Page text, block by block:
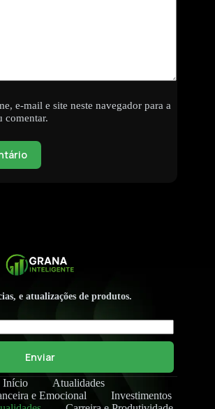
e-mail e site neste navegador para a
comentar.
e atualizações de produtos.
Enviar
Início
Atualidades
e Emocional
Investimentos